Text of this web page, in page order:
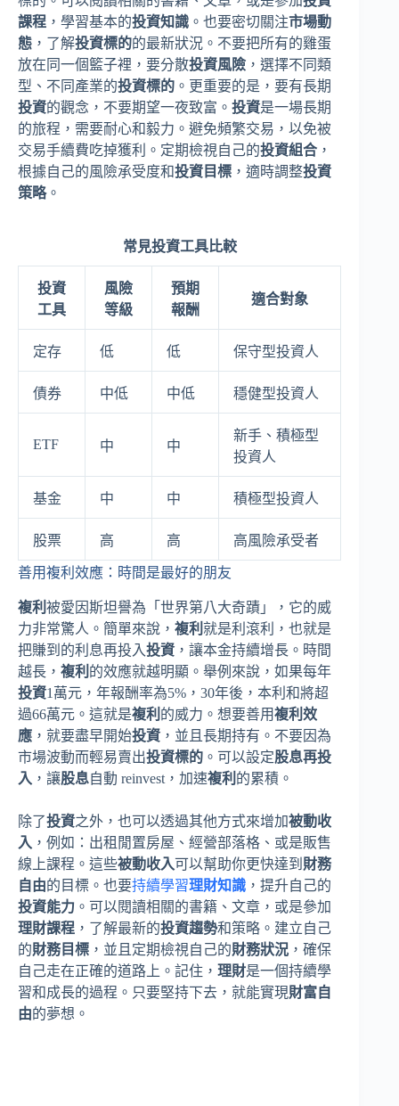
課程 ，學習基本的投資知識 。也要密切關注市場動
態 ，了解投資標的的最新狀況。不要把所有的雞蛋
放在同一個籃子裡，要分散投資風險 ，選擇不同類
型、不同產業的投資標的 。更重要的是，要有長期
投資的觀念，不要期望一夜致富。 投資是一場長期
的旅程，需要耐心和毅力。避免頻繁交易，以免被
交易手續費吃掉獲利。定期檢視自己的投資組合 ，
根據自己的風險承受度和投資目標 ，適時調整投資
策略。
常見投資工具比較
投資
工具
風險
等級
預期
報酬
適合對象
定存 低 低 保守型投資人
債券 中低 中低 穩健型投資人
ETF 中 中
新手、積極型
投資人
基金 中 中 積極型投資人
股票 高 高 高風險承受者
善用複利效應：時間是最好的朋友
複利 被愛因斯坦譽為「世界第八大奇蹟」，它的威
力非常驚人。簡單來說， 複利 就是利滾利，也就是
把賺到的利息再投入投資 ，讓本金持續增長。時間
越長， 複利 的效應就越明顯。舉例來說，如果每年
投資1萬元，年報酬率為5%，30年後，本利和將超
過66萬元。這就是複利 的威力。想要善用複利效
應 ，就要盡早開始投資 ，並且長期持有。不要因為
市場波動而輕易賣出投資標的 。可以設定股息再投
入 ，讓股息自動 reinvest，加速複利 的累積。
除了投資之外，也可以透過其他方式來增加被動收
入 ，例如：出租閒置房屋、經營部落格、或是販售
線上課程。這些被動收入可以幫助你更快達到 財務
自由的目標。也要持續學習理財知識 ，提升自己的
投資能力 。可以閱讀相關的書籍、文章，或是參加
理財課程 ，了解最新的投資趨勢和策略。建立自己
的財務目標 ，並且定期檢視自己的財務狀況 ，確保
自己走在正確的道路上。記住， 理財是一個持續學
習和成長的過程。只要堅持下去，就能實現財富自
由的夢想。